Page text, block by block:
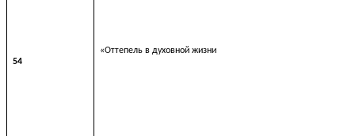
54
«Оттепель в духовной жизни